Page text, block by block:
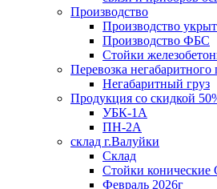
Производство
Производство
Производство ФБС
Стойки
Перевозка негабаритного
Негабаритный груз
Продукция со скидкой
УБК-1А
ПН-2А
склад г.Валуйки
Склад
Стойки конические
Февраль 2026г